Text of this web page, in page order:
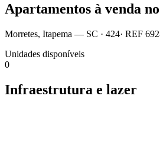
Apartamentos à venda no
Morretes, Itapema — SC · 424· REF
Unidades disponíveis
0
Infraestrutura e lazer